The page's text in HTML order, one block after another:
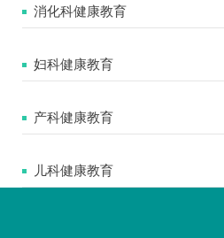
消化科健康教育
妇科健康教育
产科健康教育
儿科健康教育